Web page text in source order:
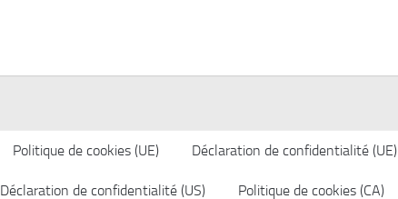
Politique de cookies (UE) Déclaration de confidentialité (UE)
Déclaration de confidentialité (US) Politique de cookies (CA)